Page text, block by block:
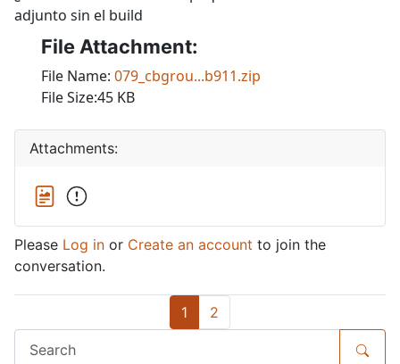
adjunto sin el build
File Attachment:
File Name: 079_cbgrou...b911.zip
File Size:45 KB
Attachments:
Please Log in or Create an account to join the
conversation.
1 2